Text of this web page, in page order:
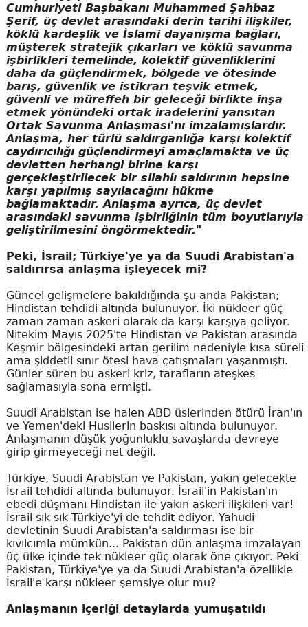
Cumhuriyeti Başbakanı Muhammed Şahbaz
Şerif, üç devlet arasındaki derin tarihi ilişkiler,
köklü kardeşlik ve İslami dayanışma bağları,
müşterek stratejik çıkarları ve köklü savunma
işbirlikleri temelinde, kolektif güvenliklerini
daha da güçlendirmek, bölgede ve ötesinde
barış, güvenlik ve istikrarı teşvik etmek,
güvenli ve müreffeh bir geleceği birlikte inşa
etmek yönündeki ortak iradelerini yansıtan
Ortak Savunma Anlaşması'nı imzalamışlardır.
Anlaşma, her türlü saldırganlığa karşı kolektif
caydırıcılığı güçlendirmeyi amaçlamakta ve üç
devletten herhangi birine karşı
gerçekleştirilecek bir silahlı saldırının hepsine
karşı yapılmış sayılacağını hükme
bağlamaktadır. Anlaşma ayrıca, üç devlet
arasındaki savunma işbirliğinin tüm boyutlarıyla
geliştirilmesini öngörmektedir."
Peki, İsrail; Türkiye'ye ya da Suudi Arabistan'a
saldırırsa anlaşma işleyecek mi?
Güncel gelişmelere bakıldığında şu anda Pakistan;
Hindistan tehdidi altında bulunuyor. İki nükleer güç
zaman zaman askeri olarak da karşı karşıya geliyor.
Nitekim Mayıs 2025'te Hindistan ve Pakistan arasında
Keşmir bölgesindeki artan gerilim nedeniyle kısa süreli
ama şiddetli sınır ötesi hava çatışmaları yaşanmıştı.
Günler süren bu askeri kriz, tarafların ateşkes
sağlamasıyla sona ermişti.
Suudi Arabistan ise halen ABD üslerinden ötürü İran'ın
ve Yemen'deki Husilerin baskısı altında bulunuyor.
Anlaşmanın düşük yoğunluklu savaşlarda devreye
girip girmeyeceği net değil.
Türkiye, Suudi Arabistan ve Pakistan, yakın gelecekte
İsrail tehdidi altında bulunuyor. İsrail'in Pakistan'ın
ebedi düşmanı Hindistan ile yakın askeri ilişkileri var!
İsrail sık sık Türkiye'yi de tehdit ediyor. Yahudi
devletinin Suudi Arabistan'a saldırması ise bir
kıvılcımla mümkün... Pakistan dün anlaşma imzalayan
üç ülke içinde tek nükleer güç olarak öne çıkıyor. Peki
Pakistan, Türkiye'ye ya da Suudi Arabistan'a özellikle
İsrail'e karşı nükleer şemsiye olur mu?
Anlaşmanın içeriği detaylarda yumuşatıldı